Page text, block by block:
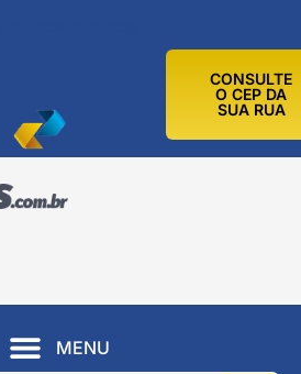
CONSULTE
O CEP DA
SUA RUA
MENU